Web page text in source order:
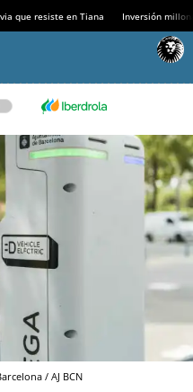
que resiste en Tiana Inversión
/ AJ BCN